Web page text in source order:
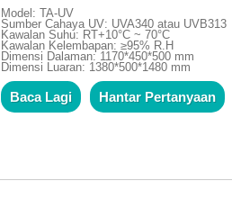
Model: TA-UV
Sumber Cahaya UV: UVA340 atau UVB313
Kawalan Suhu: RT+10°C ~ 70°C
Kawalan Kelembapan: ≥95% R.H
Dimensi Dalaman: 1170*450*500 mm
Dimensi Luaran: 1380*500*1480 mm
Baca Lagi Hantar Pertanyaan